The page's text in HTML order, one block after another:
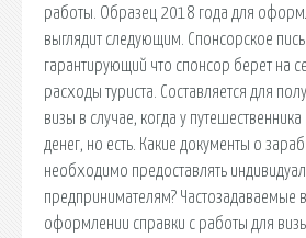
работы. Образец 2018 года для
выглядит следующим. Спонсорское
гарантирующий что спонсор берет на
расходы туриста. Составляется для
визы в случае, когда у
денег, но есть. Какие документы о
необходимо предоставлять
предпринимателям? Частозадаваемые
оформлении справки с работы для